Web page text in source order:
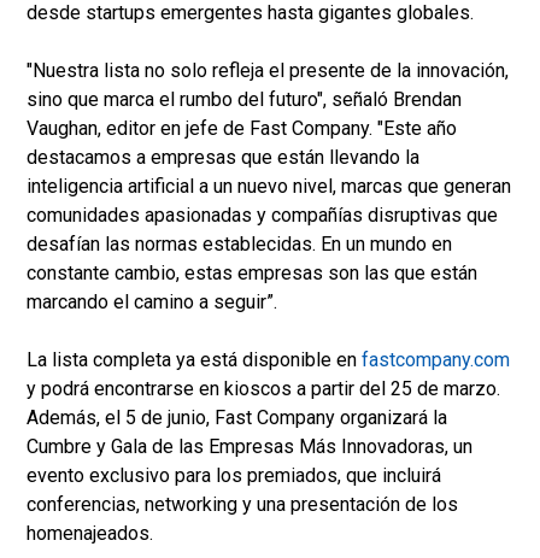
desde startups emergentes hasta gigantes globales.
"Nuestra lista no solo refleja el presente de la innovación,
sino que marca el rumbo del futuro", señaló Brendan
Vaughan, editor en jefe de Fast Company. "Este año
destacamos a empresas que están llevando la
inteligencia artificial a un nuevo nivel, marcas que generan
comunidades apasionadas y compañías disruptivas que
desafían las normas establecidas. En un mundo en
constante cambio, estas empresas son las que están
marcando el camino a seguir”.
La lista completa ya está disponible en fastcompany.com
y podrá encontrarse en kioscos a partir del 25 de marzo.
Además, el 5 de junio, Fast Company organizará la
Cumbre y Gala de las Empresas Más Innovadoras, un
evento exclusivo para los premiados, que incluirá
conferencias, networking y una presentación de los
homenajeados.